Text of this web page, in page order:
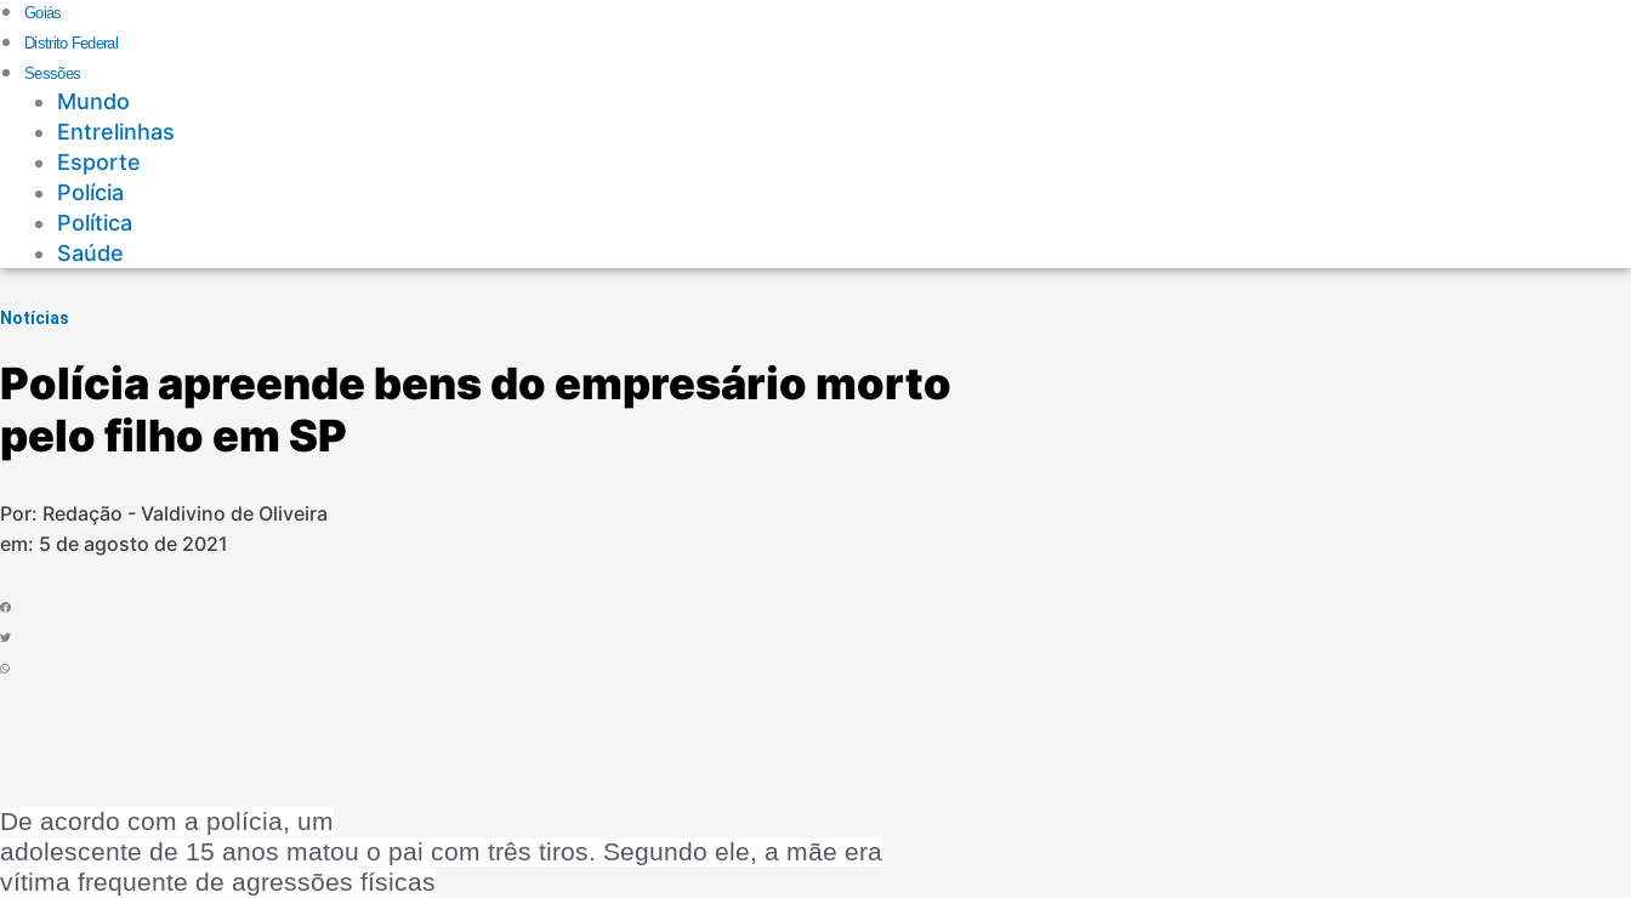
Goiás
Distrito Federal
Sessões
Mundo
Entrelinhas
Esporte
Polícia
Política
Saúde
Notícias
Polícia apreende bens do empresário morto
pelo filho em SP
Por: Redação - Valdivino de Oliveira
em: 5 de agosto de 2021
De acordo com a polícia, um
adolescente de 15 anos matou o pai com três tiros. Segundo ele, a mãe era
vítima frequente de agressões físicas